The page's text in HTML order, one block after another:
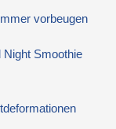
vorbeugen
Smoothie